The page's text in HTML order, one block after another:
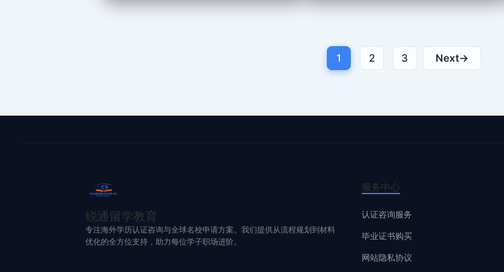
1 2 3 Next→
锐通留学教育
专注海外学历认证咨询与全球名校申请方案。我们提供从流程规划到材料
优化的全方位支持，助力每位学子职场进阶。
服务中心
认证咨询服务
毕业证书购买
网站隐私协议